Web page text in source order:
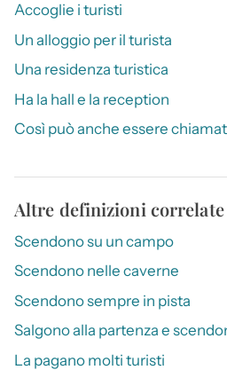
Accoglie i turisti
Un alloggio per il turista
Una residenza turistica
Ha la hall e la reception
Così può anche essere
Altre definizioni correlate
Scendono su un campo
Scendono nelle caverne
Scendono sempre in pista
Salgono alla partenza e
La pagano molti turisti